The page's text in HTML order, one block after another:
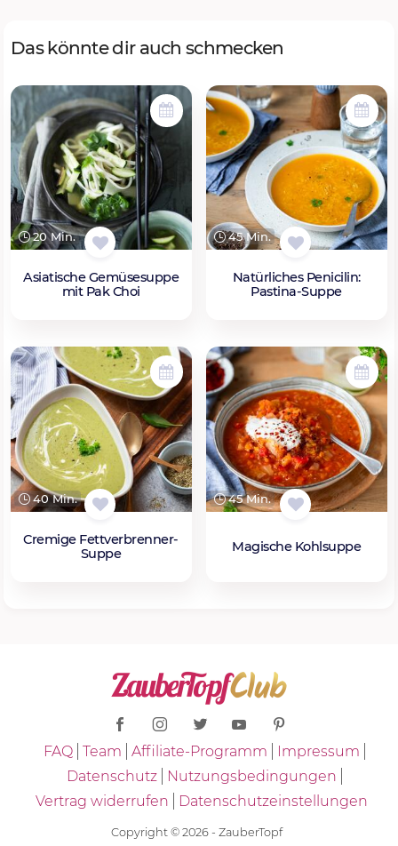
Das könnte dir auch schmecken
20 Min.
Asiatische Gemüsesuppe
mit Pak Choi
45 Min.
Natürliches Penicilin:
Pastina-Suppe
40 Min.
Cremige Fettverbrenner-
Suppe
45 Min.
Magische Kohlsuppe
FAQ Team Affiliate-Programm
Impressum
Datenschutz
Nutzungsbedingungen
Vertrag widerrufen
Datenschutzeinstellungen
Copyright © 2026 - ZauberTopf